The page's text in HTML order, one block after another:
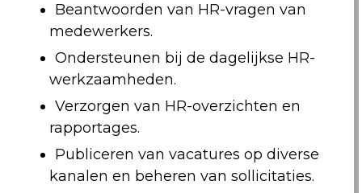
Beantwoorden van HR-vragen van
medewerkers.
Ondersteunen bij de dagelijkse HR-
werkzaamheden.
Verzorgen van HR-overzichten en
rapportages.
Publiceren van vacatures op diverse
kanalen en beheren van sollicitaties.